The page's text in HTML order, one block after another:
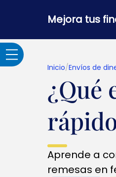
Mejora tus
Adultos Mayores
Banca por internet y
Crédito hipotecario
Inicio/Envíos de
¿Qué
Aprende a
remesas en